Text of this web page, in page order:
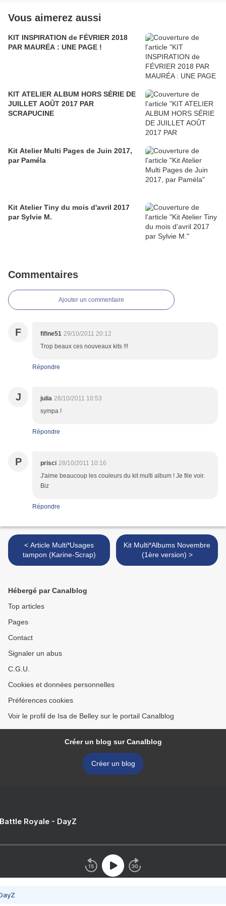
Vous aimerez aussi
KIT INSPIRATION de FÉVRIER 2018
PAR MAURÉA : UNE PAGE !
KIT ATELIER ALBUM HORS SÉRIE DE
JUILLET AOÛT 2017 PAR
SCRAPUCINE
Kit Atelier Multi Pages de Juin 2017,
par Paméla
Kit Atelier Tiny du mois d'avril 2017
par Sylvie M.
Commentaires
Ajouter un commentaire
F fifine51 29/10/2011 20:12
Trop beaux ces nouveaux kits !!!
Répondre
J julia 28/10/2011 10:53
sympa !
Répondre
P prisci 28/10/2011 10:16
J'aime beaucoup les couleurs du kit multi album ! Je file voir.
Biz
Répondre
< Article Multi*Usages
tampon (Karine-Scrap)
Kit Multi*Albums Novembre
(1ère version) >
Hébergé par Canalblog
Top articles
Pages
Contact
Signaler un abus
C.G.U.
Cookies et données personnelles
Préférences cookies
Voir le profil de Isa de Belley sur le portail Canalblog
Créer un blog sur Canalblog
Créer un blog
Royale - DayZ